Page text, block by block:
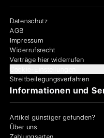
Datenschutz
AGB
Impressum
Widerrufsrecht
Verträge hier widerrufen
Streitbeilegungsverfahren
Informationen und
Artikel günstiger gefunden?
Über uns